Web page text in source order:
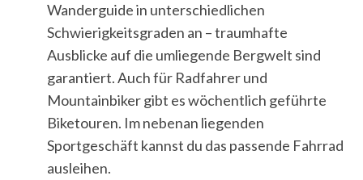
Wanderguide in unterschiedlichen
Schwierigkeitsgraden an – traumhafte
Ausblicke auf die umliegende Bergwelt sind
garantiert. Auch für Radfahrer und
Mountainbiker gibt es wöchentlich geführte
Biketouren. Im nebenan liegenden
Sportgeschäft kannst du das passende Fahrrad
ausleihen.